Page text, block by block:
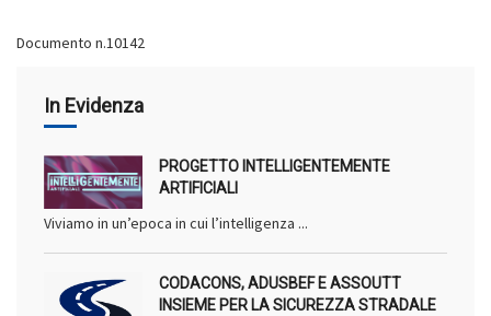
Documento n.10142
In Evidenza
PROGETTO INTELLIGENTEMENTE
ARTIFICIALI
Viviamo in un’epoca in cui l’intelligenza ...
CODACONS, ADUSBEF E ASSOUTT
INSIEME PER LA SICUREZZA STRADALE